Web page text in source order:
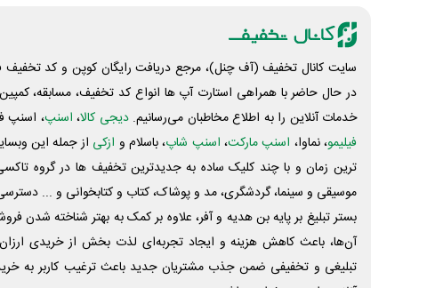
دارد. تا 10 دقیقه قبل از شروع هر بازی فرصت ثبت یا
تغییر پیش بینی خود را دارید.همچنین با معرفی هر
دوست به این مسابقه 5 امتیاز اضافه دریافت
می‌نمایید. مسابقات را یکجا نمیتوانید پیش بینی کنید و
باید روزانه به سایت این مجموعه مراجعه کنید. جهت
ثبت پیش بینی روی «مشاهده» کلیک کنید.
سایت کانال تخفیف (آف چنل)، مرجع دریافت رایگان کوپن و کد تخفیف
در حال حاضر با همراهی استارت آپ ها انواع کد تخفیف، مسابقه،
خدمات آنلاین را به اطلاع مخاطبان می‌رسانیم. دیجی کالا، اسنپ، اسنپ
فیلیمو، نماوا، اسنپ مارکت، اسنپ شاپ، باسلام و ازکی از جمله این
ترین زمان و با چند کلیک ساده به جدیدترین تخفیف ها در گروه تاکسی
موسیقی و سینما، گردشگری، مد و پوشاک، کتاب و کتابخوانی و ...
بستر تبلیغ بر پایه بن هدیه و آفر، علاوه بر کمک به بهتر شناخته شدن
آن‌ها، باعث کاهش هزینه و ایجاد تجربه‌ای لذت بخش از خریدی
تبلیغی و تخفیفی ضمن جذب مشتریان جدید باعث ترغیب کاربر به